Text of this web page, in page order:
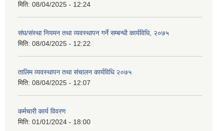
मिति: 08/04/2025 - 12:24
संघ/संस्था नियमन तथा व्यवस्थापन गर्ने सम्बन्धी कार्यविधि, २०७५
मिति: 08/04/2025 - 12:22
तालिम व्यवस्थापन तथा संचालन कार्यविधि २०७५
मिति: 08/04/2025 - 12:07
कर्मचारी कार्य विवरण
मिति: 01/01/2024 - 18:00